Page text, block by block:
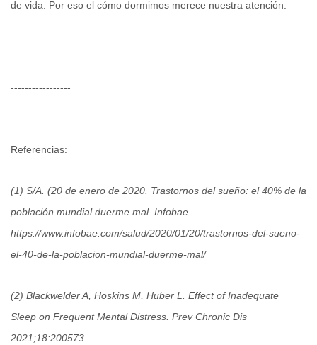
de vida. Por eso el cómo dormimos merece nuestra atención.
-----------------
Referencias:
(1) S/A. (20 de enero de 2020. Trastornos del sueño: el 40% de la
población mundial duerme mal. Infobae.
https://www.infobae.com/salud/2020/01/20/trastornos-del-sueno-
el-40-de-la-poblacion-mundial-duerme-mal/
(2) Blackwelder A, Hoskins M, Huber L. Effect of Inadequate
Sleep on Frequent Mental Distress. Prev Chronic Dis
2021;18:200573.